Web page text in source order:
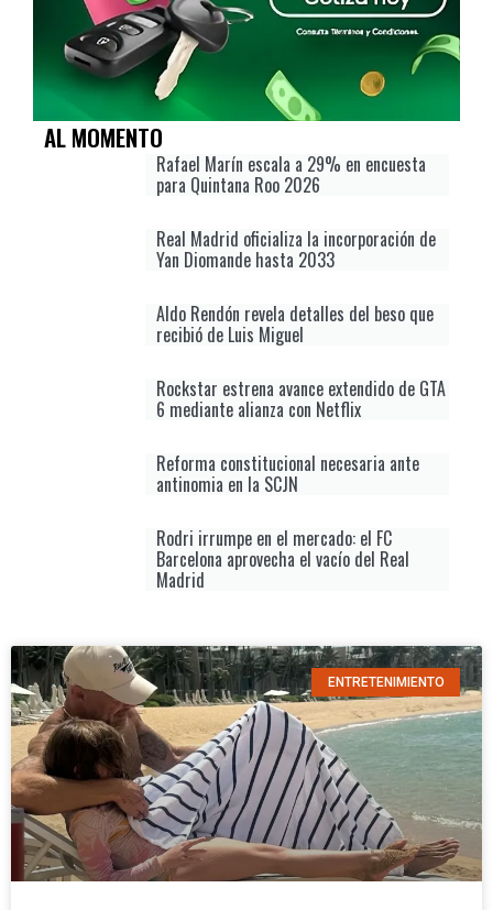
AL MOMENTO
Rafael Marín escala a 29% en encuesta
para Quintana Roo 2026
Real Madrid oficializa la incorporación de
Yan Diomande hasta 2033
Aldo Rendón revela detalles del beso que
recibió de Luis Miguel
Rockstar estrena avance extendido de GTA
6 mediante alianza con Netflix
Reforma constitucional necesaria ante
antinomia en la SCJN
Rodri irrumpe en el mercado: el FC
Barcelona aprovecha el vacío del Real
Madrid
ENTRETENIMIENTO